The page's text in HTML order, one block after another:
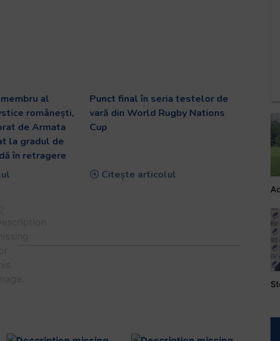
al
românești,
de Armata
la gradul de
în retragere
Punct final în seria testelor de
vară din World Rugby Nations
Cup
Citește articolul